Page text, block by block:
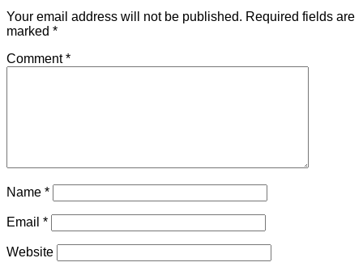
Your email address will not be published. Required fields are
marked *
Comment*
Name *
Email *
Website